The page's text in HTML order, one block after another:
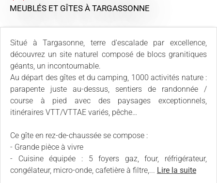
MEUBLÉS ET GÎTES À TARGASSONNE
Situé à Targasonne, terre d'escalade par excellence,
découvrez un site naturel composé de blocs granitiques
géants, un incontournable.
Au départ des gîtes et du camping, 1000 activités nature :
parapente juste au-dessus, sentiers de randonnée /
course à pied avec des paysages exceptionnels,
itinéraires VTT/VTTAE variés, pêche…
Ce gîte en rez-de-chaussée se compose :
- Grande pièce à vivre
- Cuisine équipée : 5 foyers gaz, four, réfrigérateur,
congélateur, micro-onde, cafetière à filtre,... Lire la suite